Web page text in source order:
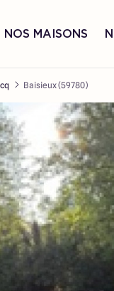
NOS MAISONS
Baisieux (59780)